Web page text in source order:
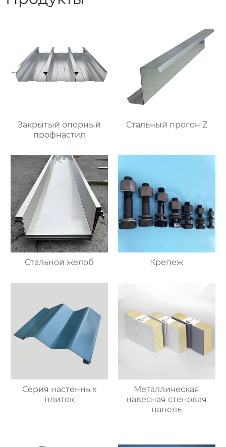
Закрытый опорный
профнастил
Стальный прогон Z
Стальной желоб Крепеж
Серия настенных
плиток
Металлическая
навесная стеновая
панель